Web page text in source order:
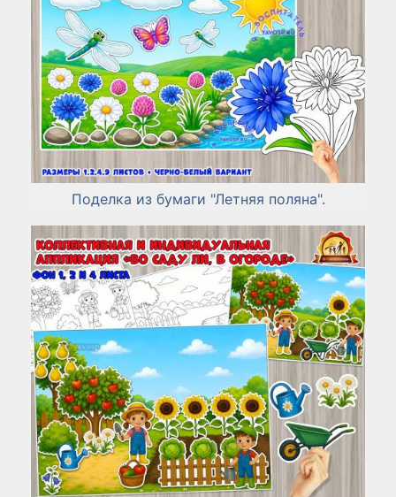
Поделка из бумаги "Летняя поляна".